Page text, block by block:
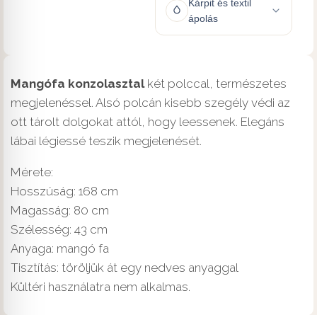
Kárpit és textil
ápolás
Mangófa konzolasztalkét polccal, természetes
megjelenéssel. Alsó polcán kisebb szegély védi az
ott tárolt dolgokat attól, hogy leessenek. Elegáns
lábai légiessé teszik megjelenését.
Mérete:
Hosszúság: 168 cm
Magasság: 80 cm
Szélesség: 43 cm
Anyaga: mangó fa
Tisztítás: töröljük át egy nedves anyaggal
Kültéri használatra nem alkalmas.